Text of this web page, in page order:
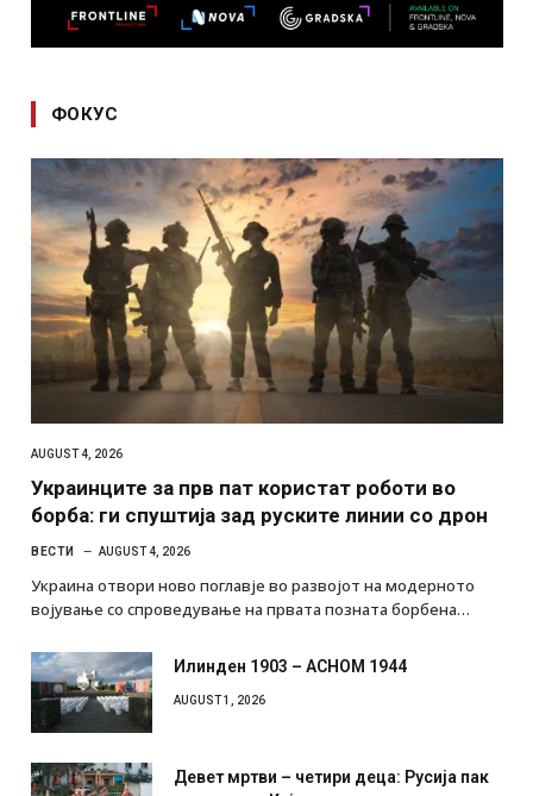
ФОКУС
AUGUST 4, 2026
Украинците за прв пат користат роботи во
борба: ги спуштија зад руските линии со дрон
ВЕСТИ AUGUST 4, 2026
Украина отвори ново поглавје во развојот на модерното
војување со спроведување на првата позната борбена…
Илинден 1903 – АСНОМ 1944
AUGUST 1, 2026
Девет мртви – четири деца: Русија пак